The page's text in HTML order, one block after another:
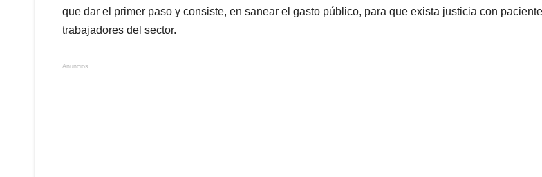
que dar el primer paso y consiste, en sanear el gasto público, para que exista justicia con
trabajadores del sector.
Anuncios.